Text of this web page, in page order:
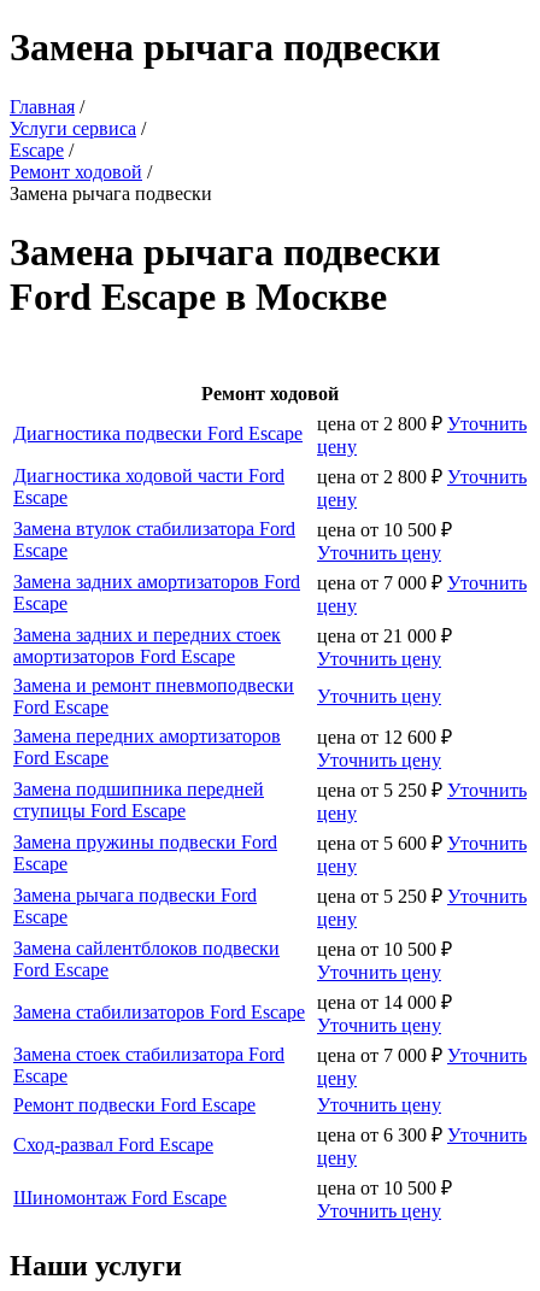
Замена рычага подвески
Главная /
Услуги сервиса /
Escape /
Ремонт ходовой /
Замена рычага подвески
Замена рычага подвески
Ford Escape в Москве
Ремонт ходовой
Диагностика подвески Ford Escape
цена от 2 800 ₽ Уточнить
цену
Диагностика ходовой части Ford
Escape
цена от 2 800 ₽ Уточнить
цену
Замена втулок стабилизатора Ford
Escape
цена от 10 500 ₽
Уточнить цену
Замена задних амортизаторов Ford
Escape
цена от 7 000 ₽ Уточнить
цену
Замена задних и передних стоек
амортизаторов Ford Escape
цена от 21 000 ₽
Уточнить цену
Замена и ремонт пневмоподвески
Ford Escape
Уточнить цену
Замена передних амортизаторов
Ford Escape
цена от 12 600 ₽
Уточнить цену
Замена подшипника передней
ступицы Ford Escape
цена от 5 250 ₽ Уточнить
цену
Замена пружины подвески Ford
Escape
цена от 5 600 ₽ Уточнить
цену
Замена рычага подвески Ford
Escape
цена от 5 250 ₽ Уточнить
цену
Замена сайлентблоков подвески
Ford Escape
цена от 10 500 ₽
Уточнить цену
Замена стабилизаторов Ford Escape цена от 14 000 ₽
Уточнить цену
Замена стоек стабилизатора Ford
Escape
цена от 7 000 ₽ Уточнить
цену
Ремонт подвески Ford Escape
Уточнить цену
Сход-развал Ford Escape
цена от 6 300 ₽ Уточнить
цену
Шиномонтаж Ford Escape
цена от 10 500 ₽
Уточнить цену
Наши услуги